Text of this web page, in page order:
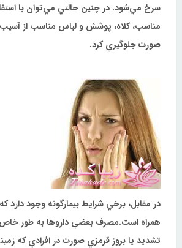
سرخ مي‌شود. در چنين حالتي مي‌توان با
مناسب، كلاه، پوشش و لباس مناسب از
صورت جلوگيري كرد.
در مقابل، برخي شرايط بيمارگونه وجود
همراه است.مصرف بعضي داروها به طور
تشديد يا بروز قرمزي صورتدر افرادي كه